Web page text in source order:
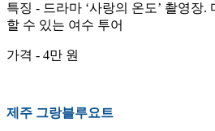
특징 - 드라마 ‘사랑의 온도’ 촬영장.
할 수 있는 여수 투어
가격 - 4만 원
제주 그랑블루요트